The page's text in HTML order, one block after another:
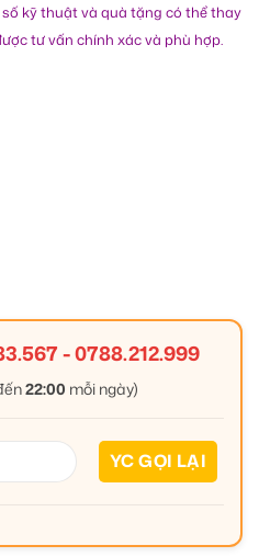
kỹ thuật và quà tặng có thể thay
tư vấn chính xác và phù hợp.
-0788.212.999
22:00 mỗi ngày)